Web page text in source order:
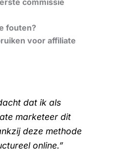
fouten?
voor affiliate
dat ik als
marketeer dit
deze methode
online.”